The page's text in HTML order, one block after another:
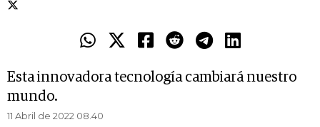
Esta innovadora tecnología cambiará nuestro
mundo.
11 Abril de 2022 08.40